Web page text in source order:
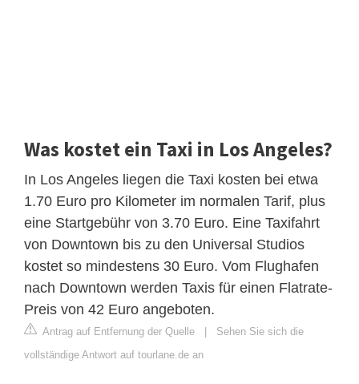
Was kostet ein Taxi in Los Angeles?
In Los Angeles liegen die Taxi kosten bei etwa
1.70 Euro pro Kilometer im normalen Tarif, plus
eine Startgebühr von 3.70 Euro. Eine Taxifahrt
von Downtown bis zu den Universal Studios
kostet so mindestens 30 Euro. Vom Flughafen
nach Downtown werden Taxis für einen Flatrate-
Preis von 42 Euro angeboten.
Antrag auf Entfernung der Quelle | Sehen Sie sich die
vollständige Antwort auf tourlane.de an